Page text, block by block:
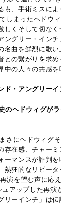
も、手術ミスに
しまったヘドウィ
しくそして切なく
ングリー・インチ
名曲を鮮烈に歌
との繋がりを求め
中の人々の共感を
ド・アングリー
のヘドウィグが
さにヘドウィグ
存在感、チャー
ーマンスが評判
熱狂的なリピータ
演を望む声に応
アップした再演
リーインチ」は